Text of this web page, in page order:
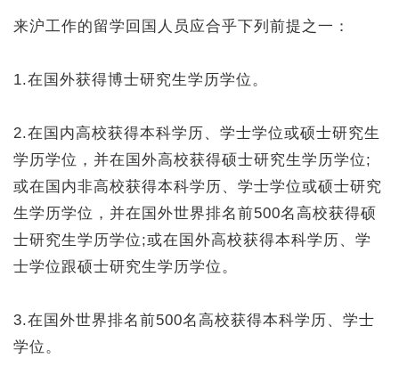
来沪工作的留学回国人员应合乎下列前提之一：
1.在国外获得博士研究生学历学位。
2.在国内高校获得本科学历、学士学位或硕士研究生
学历学位，并在国外高校获得硕士研究生学历学位;
或在国内非高校获得本科学历、学士学位或硕士研究
生学历学位，并在国外世界排名前500名高校获得硕
士研究生学历学位;或在国外高校获得本科学历、学
士学位跟硕士研究生学历学位。
3.在国外世界排名前500名高校获得本科学历、学士
学位。